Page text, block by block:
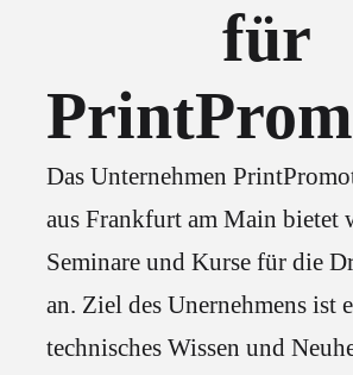
für
Das Unternehmen
aus Frankfurt am Main bietet
Seminare und Kurse für die
an. Ziel des Unernehmens ist
technisches Wissen und